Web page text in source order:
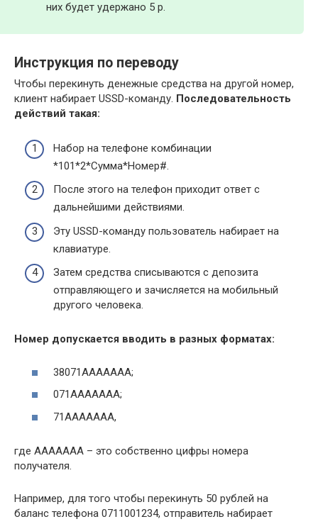
них будет удержано 5 р.
Инструкция по переводу
Чтобы перекинуть денежные средства на другой номер,
клиент набирает USSD-команду. Последовательность
действий такая:
Набор на телефоне комбинации
*101*2*Сумма*Номер#.
После этого на телефон приходит ответ с
дальнейшими действиями.
Эту USSD-команду пользователь набирает на
клавиатуре.
Затем средства списываются с депозита
отправляющего и зачисляется на мобильный
другого человека.
Номер допускается вводить в разных форматах:
38071ААААААА;
071ААААААА;
71ААААААА,
где ААААААА – это собственно цифры номера
получателя.
Например, для того чтобы перекинуть 50 рублей на
баланс телефона 0711001234, отправитель набирает